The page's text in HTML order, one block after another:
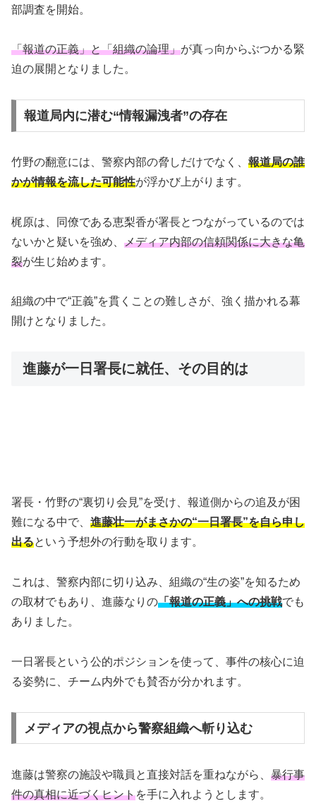
部調査を開始。
「報道の正義」と「組織の論理」が真っ向からぶつかる緊
迫の展開となりました。
報道局内に潜む“情報漏洩者”の存在
竹野の翻意には、警察内部の脅しだけでなく、 報道局の誰
かが情報を流した可能性が浮かび上がります。
梶原は、同僚である恵梨香が署長とつながっているのでは
ないかと疑いを強め、 メディア内部の信頼関係に大きな亀
裂が生じ始めます。
組織の中で“正義”を貫くことの難しさが、強く描かれる幕
開けとなりました。
進藤が一日署長に就任、その目的は
署長・竹野の“裏切り会見”を受け、報道側からの追及が困
難になる中で、 進藤壮一がまさかの“一日署長”を自ら申し
出るという予想外の行動を取ります。
これは、警察内部に切り込み、組織の“生の姿”を知るため
の取材でもあり、進藤なりの「報道の正義」への挑戦でも
ありました。
一日署長という公的ポジションを使って、事件の核心に迫
る姿勢に、チーム内外でも賛否が分かれます。
メディアの視点から警察組織へ斬り込む
進藤は警察の施設や職員と直接対話を重ねながら、 暴行事
件の真相に近づくヒントを手に入れようとします。